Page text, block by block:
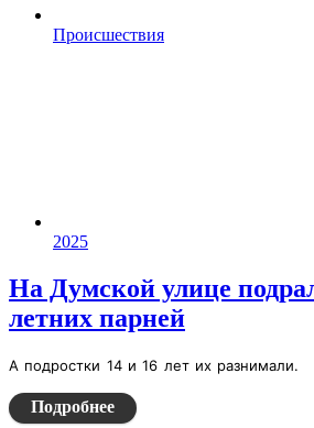
Происшествия
2025
На Думской улице
летних парней
А подростки 14 и 16 лет их разнимали.
Подробнее